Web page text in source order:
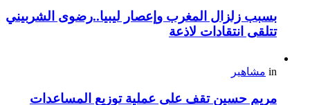
بسبب زلزال المغرب وإعصار ليبيا..رضوى الشربيني
تتلقى انتقادات لاذعة
in مشاهير
مريم حسين تقف على عملية توزيع المساعدات